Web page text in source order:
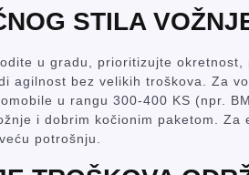
STILA
u gradu, prioritizujte
agilnost bez velikih troškova. Za
u rangu 300-400 KS (npr.
i dobrim kočionim paketom. Za
potrošnju.